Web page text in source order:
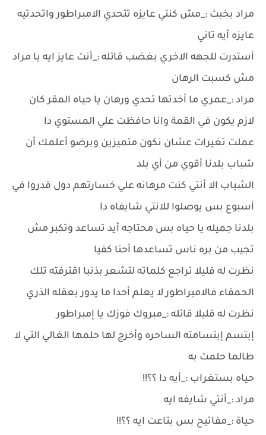
مراد بخبث :_مش كنتي عايزه تتحدي الامبراطور واتحدتيه
عايزه أيه تاني
أستدرت للجهه الاخري بغضب قائله :_أنت عايز ايه يا مراد
مش كسبت الرهان
مراد :_عمري ما أخدتها تحدي ورهان يا حياه المقر كان
لازم يكون في القمة وانا حافظت علي المستوي دا
عملت تغيرات عشان نكون متميزين وبرضو أعلمك أن
شباب بلدنا أقوي من أي بلد
الشباب الا أنتي كنت مرهانه علي خسارتهم دول قدروا في
أسبوع بس يوصلوا للانتي شايفاه دا
بلدنا جميله يا حياه بس محتاجه أيد تساعد وتكبر مش
تجيب من بره ناس تساعدها أحنا كفيا
نظرت له قليلا تراجع كلماته لتشعر بذنبا اقترفته تلك
الحمقاء فالامبراطور لا يعلم أحدا ما يدور بعقله الذري
نظرت له قليلا قائله :_مبروك فوزك يا إمبراطور
إبتسم إبتسامته الساحره وأخرج لها حلمها الغالي التي لا
طالما حلمت به
حياه بستغراب :_أيه دا ؟؟!!
مراد :_أنتي شايفه ايه
حياة :_مفاتيح بس بتاعت ايه ؟؟!!